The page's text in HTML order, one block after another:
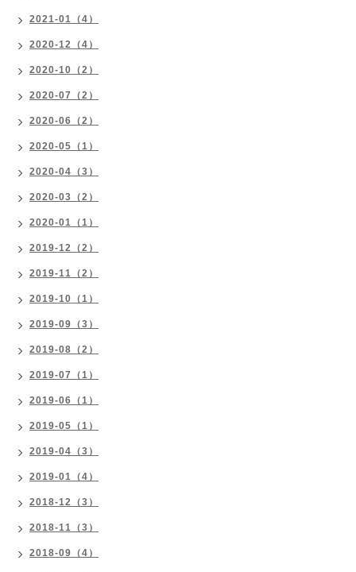
2021-01（4）
2020-12（4）
2020-10（2）
2020-07（2）
2020-06（2）
2020-05（1）
2020-04（3）
2020-03（2）
2020-01（1）
2019-12（2）
2019-11（2）
2019-10（1）
2019-09（3）
2019-08（2）
2019-07（1）
2019-06（1）
2019-05（1）
2019-04（3）
2019-01（4）
2018-12（3）
2018-11（3）
2018-09（4）